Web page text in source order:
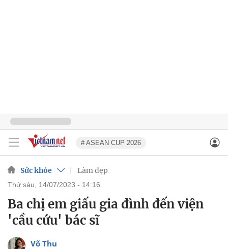
# ASEAN CUP 2026
Sức khỏe Làm đẹp
thứ sáu, 14/07/2023 - 14:16
Ba chị em giấu gia đình đến viện
'cầu cứu' bác sĩ
Võ Thu